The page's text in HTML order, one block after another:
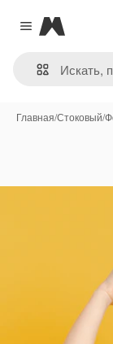
Close menu
Magnific
Главная/Стоковый/